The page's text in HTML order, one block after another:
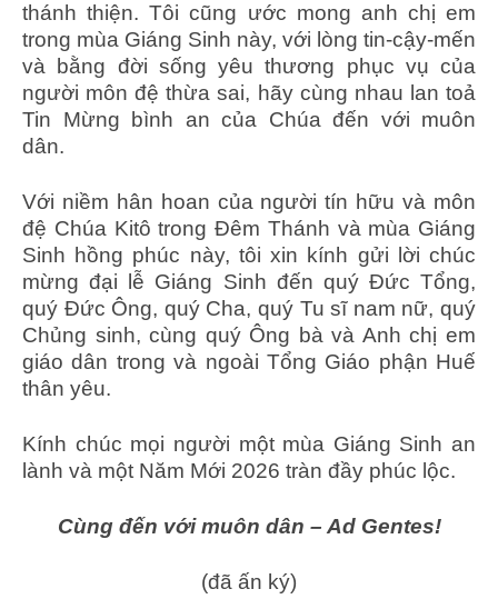
thánh thiện. Tôi cũng ước mong anh chị em
trong mùa Giáng Sinh này, với lòng tin-cậy-mến
và bằng đời sống yêu thương phục vụ của
người môn đệ thừa sai, hãy cùng nhau lan toả
Tin Mừng bình an của Chúa đến với muôn
dân.
Với niềm hân hoan của người tín hữu và môn
đệ Chúa Kitô trong Đêm Thánh và mùa Giáng
Sinh hồng phúc này, tôi xin kính gửi lời chúc
mừng đại lễ Giáng Sinh đến quý Đức Tổng,
quý Đức Ông, quý Cha, quý Tu sĩ nam nữ, quý
Chủng sinh, cùng quý Ông bà và Anh chị em
giáo dân trong và ngoài Tổng Giáo phận Huế
thân yêu.
Kính chúc mọi người một mùa Giáng Sinh an
lành và một Năm Mới 2026 tràn đầy phúc lộc.
Cùng đến với muôn dân – Ad Gentes!
(đã ấn ký)